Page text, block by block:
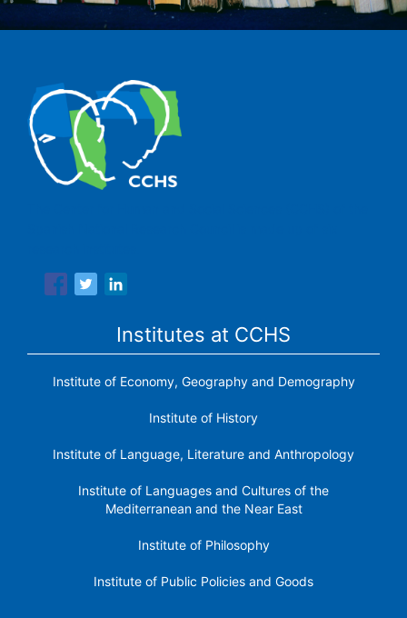
Institutes at CCHS
Institute of Economy, Geography and Demography
Institute of History
Institute of Language, Literature and Anthropology
Institute of Languages ​​and Cultures of the
Mediterranean and the Near East
Institute of Philosophy
Institute of Public Policies and Goods